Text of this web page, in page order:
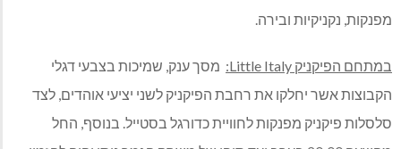
מפנקות, נקניקיות ובירה.
במתחם הפיקניק :Little Italy מסך ענק, שמיכות בצבעי דגלי
הקבוצות אשר יחלקו את רחבת הפיקניק לשני יציעי אוהדים, לצד
סלסלות פיקניק מפנקות לחוויית כדורגל בסטייל. בנוסף, החל